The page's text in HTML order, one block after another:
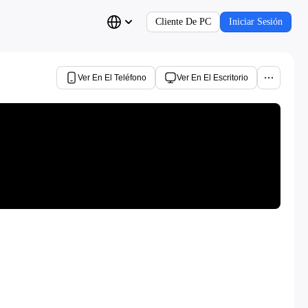
Cliente De PC Iniciar Sesión
Ver En El Teléfono Ver En El Escritorio